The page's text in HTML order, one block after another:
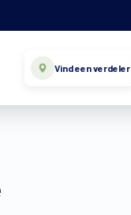
Vind een verdeler